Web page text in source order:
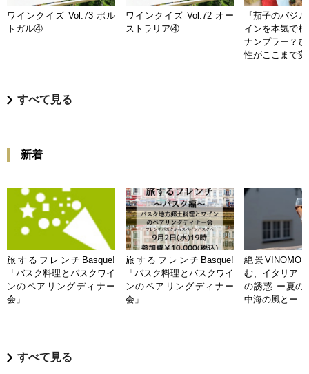
ワインクイズ Vol.73 ポル
トガル④
ワインクイズ Vol.72 オー
ストラリア④
『茄子のバジ
インを本気で
ナンプラー？
性がここまで
すべて見る
新着
旅するフレンチBasque!
「バスク料理とバスクワイ
ンのペアリングディナー
会」
旅するフレンチBasque!
「バスク料理とバスクワイ
ンのペアリングディナー
会」
絶景
む、イタリア
の誘惑 ー夏の
中海の風とー
すべて見る